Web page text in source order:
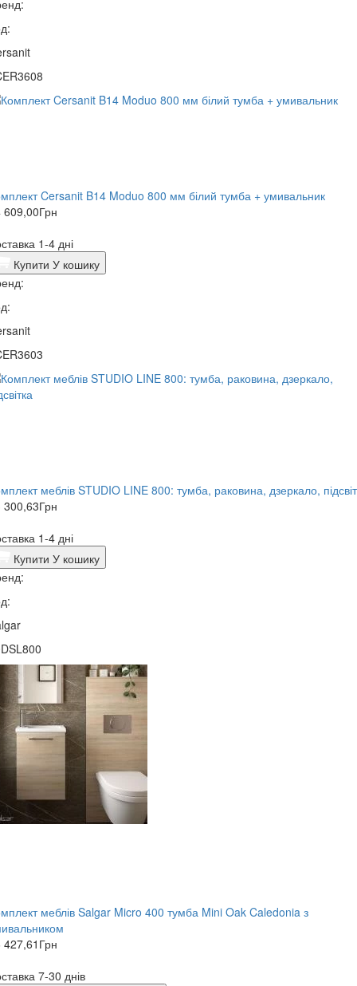
Cersanit B14 Moduo 800 мм білий тумба + умивальник
609,00Грн
1-4 дні
Купити У кошику
меблів STUDIO LINE 800: тумба, раковина, дзеркало,
300,63Грн
1-4 дні
Купити У кошику
меблів Salgar Micro 400 тумба Mini Oak Caledonia з
427,61 Грн
7-30 днів